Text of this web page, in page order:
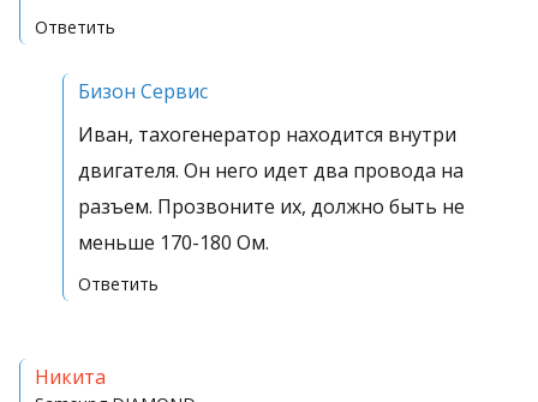
Ответить
Бизон Сервис
Иван, тахогенератор находится внутри
двигателя. Он него идет два провода на
разъем. Прозвоните их, должно быть не
меньше 170-180 Ом.
Ответить
Никита